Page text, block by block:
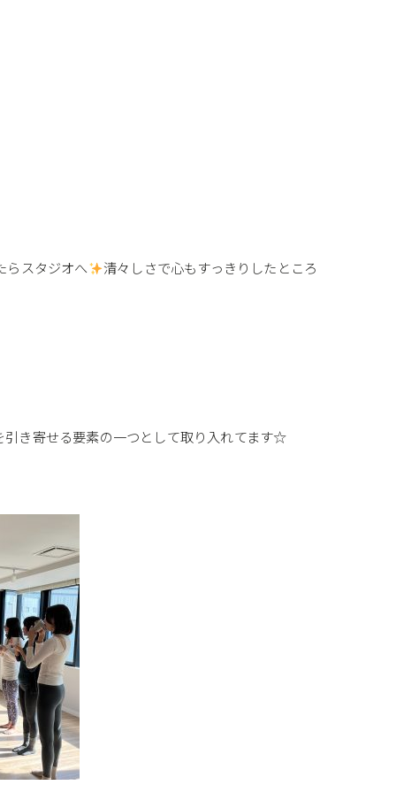
らスタジオへ
清々しさで心もすっきりしたところ
き寄せる要素の一つとして取り入れてます☆